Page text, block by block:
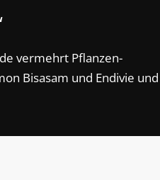
vermehrt Pflanzen-
Bisasam und Endivie und